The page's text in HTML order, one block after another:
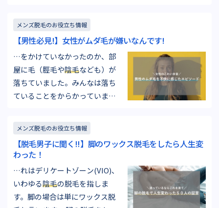
う。 OTOKOMAEという男性向け
情報サイトが読者の男性500人に
「デリケートゾーンの毛の処理
はしていますか？」というアン
ケートものあ…
メンズ脱毛のお役立ち情報
【男性必見!】女性がムダ毛が嫌いなんです!
…をかけていなかったのか、部
屋に毛（脛毛や陰毛なども）が
落ちていました。みんなは落ち
ていることをからかっていまし
会社員 『そういった行為をして
いる際に前戯で旦那のものを咥
える際に局部の毛が口に入って
しまったり、色々とする際に邪
魔でだんだんとそういった行為
自体…
メンズ脱毛のお役立ち情報
【脱毛男子に聞く!!】脚のワックス脱毛をしたら人生変
わった！
…れはデリケートゾーン(VIO)、
いわゆる陰毛の脱毛を指しま
す。脚の場合は単にワックス脱